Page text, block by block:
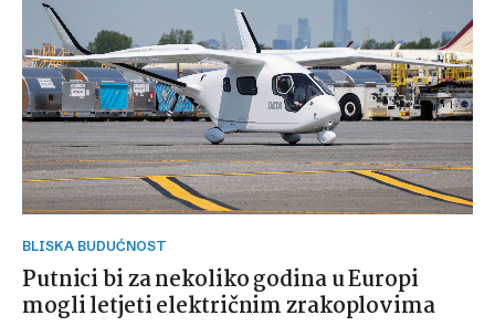
BLISKA BUDUĆNOST
Putnici bi za nekoliko godina u Europi
mogli letjeti električnim zrakoplovima